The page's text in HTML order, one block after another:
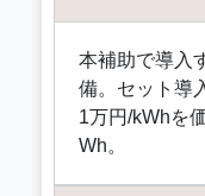
本補助で導入
備。セット導
1万円/kWhを
Wh。